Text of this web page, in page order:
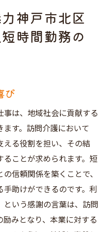
神戸市北区
時間勤務の
び
は、地域社会に貢献する
す。訪問介護において
える役割を担い、その結
ことが求められます。短
信頼関係を築くことで、
助けができるのです。利
という感謝の言葉は、訪問
みとなり、本業に対する